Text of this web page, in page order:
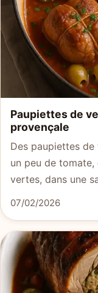
Paupiettes de
provençale
Des paupiettes
un peu de
vertes, dans une
07/02/2026